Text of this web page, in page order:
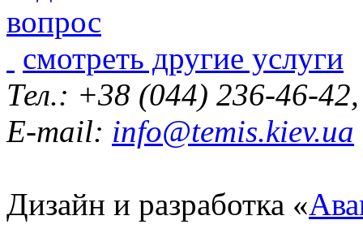
смотреть другие услуги
Тел.: +38 (044) 236-46-
E-mail: info@temis.kiev.ua
Дизайн и разработка «